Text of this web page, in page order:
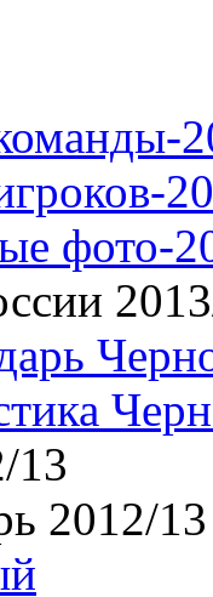
фото-
13
2012/13